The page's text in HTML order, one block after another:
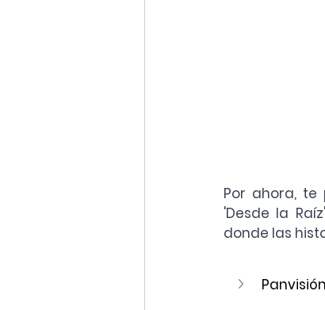
Por ahora,
'Desde la
donde las